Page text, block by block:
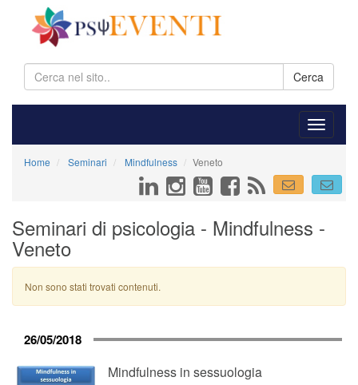
Cerca
Home Seminari Mindfulness Veneto
Seminari di psicologia - Mindfulness -
Veneto
Non sono stati trovati contenuti.
26/05/2018
Mindfulness in sessuologia